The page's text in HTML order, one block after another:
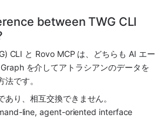
between TWG CLI
CLI と Rovo MCP は、どちらも AI エー
を介してアトラシアンのデータを
です。
り、相互交換できません。
line, agent-oriented interface